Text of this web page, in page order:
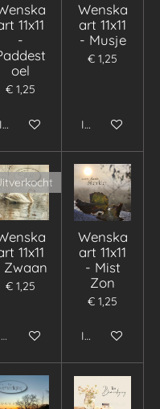
11x11
-
oel
€ 1,25
In winkelwagen
Wenska
art 11x11
- Musje
€ 1,25
In
11x11
Zwaan
€ 1,25
Uitverkocht
Wenska
art 11x11
- Mist
Zon
€ 1,25
In